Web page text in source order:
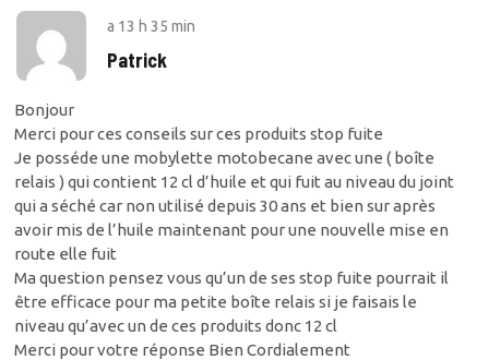
a 13 h 35 min
Patrick
Bonjour
Merci pour ces conseils sur ces produits stop fuite
Je posséde une mobylette motobecane avec une ( boîte
relais ) qui contient 12 cl d’huile et qui fuit au niveau du joint
qui a séché car non utilisé depuis 30 ans et bien sur après
avoir mis de l’huile maintenant pour une nouvelle mise en
route elle fuit
Ma question pensez vous qu’un de ses stop fuite pourrait il
être efficace pour ma petite boîte relais si je faisais le
niveau qu’avec un de ces produits donc 12 cl
Merci pour votre réponse Bien Cordialement